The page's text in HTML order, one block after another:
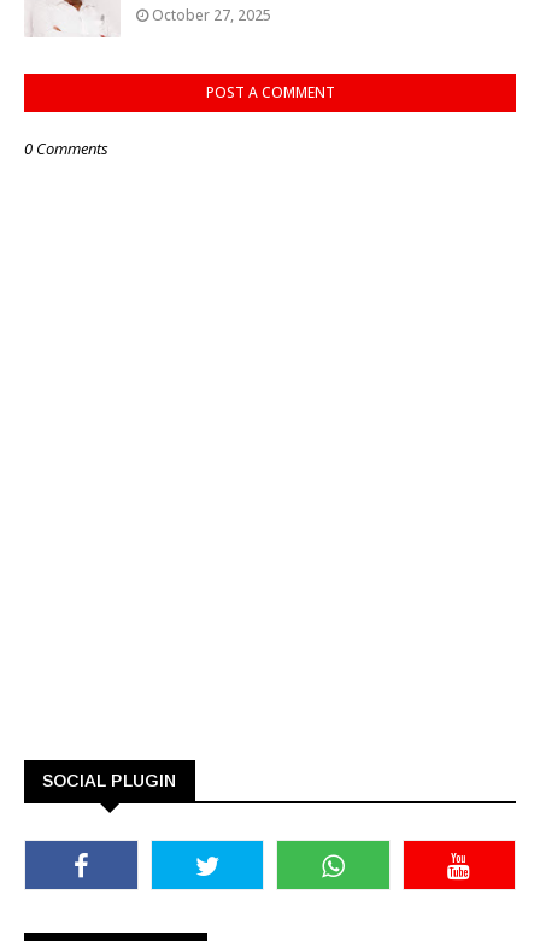
October 27, 2025
POST A COMMENT
0 Comments
SOCIAL PLUGIN